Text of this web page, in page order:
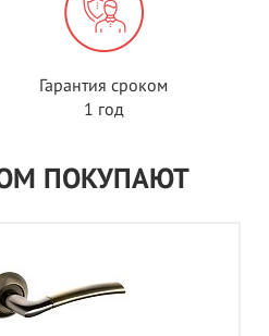
Гарантия сроком
1 год
ПОКУПАЮТ